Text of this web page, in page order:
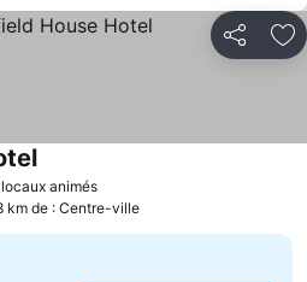
Partager
animés
km de : Centre-ville